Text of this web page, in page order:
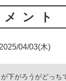
メント
04/03(木)
下がろうがどっち